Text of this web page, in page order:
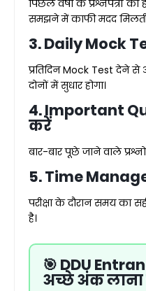
पिछले वर्षों के प्रश्नपत्रों
समझने में काफी मदद मिलती
3. Daily Mock
प्रतिदिन Mock Test देने
दोनों में सुधार होगा।
4. Important
करें
बार-बार पूछे जाने वाले
5. Time
परीक्षा के दौरान समय का
है।
🎯 DDU
अच्छे अंक लाना